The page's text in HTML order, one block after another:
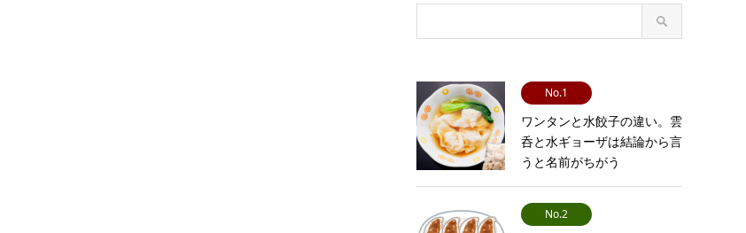
No.1
ワンタンと水餃子の違い。雲
呑と水ギョーザは結論から言
うと名前がちがう
No.2